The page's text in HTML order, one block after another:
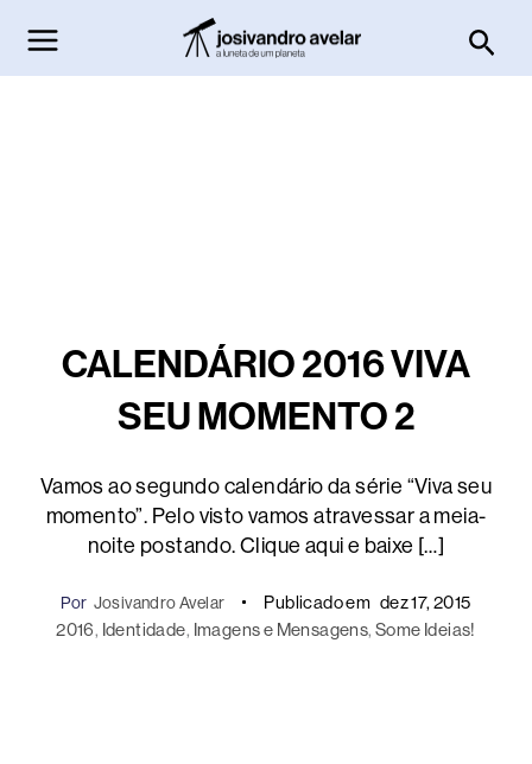
para
o
CALENDÁRIO 2016 VIVA
SEU MOMENTO 2
Vamos ao segundo calendário da série “Viva seu
momento”. Pelo visto vamos atravessar a meia-
noite postando. Clique aqui e baixe […]
Por Josivandro Avelar Publicado em dez 17, 2015
2016, Identidade, Imagens e Mensagens, Some Ideias!